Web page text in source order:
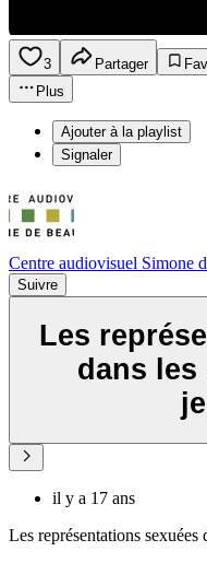
3 Partager
Plus
Ajouter à la playlist
Signaler
Centre audiovisuel Simone
Suivre
Les
dans les
il y a 17 ans
Les représentations